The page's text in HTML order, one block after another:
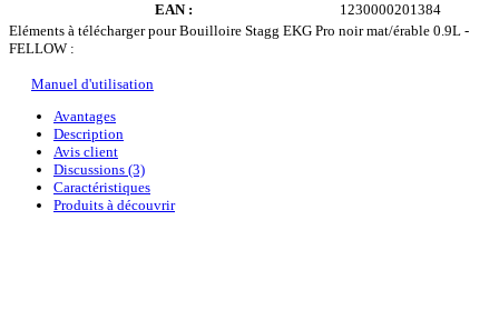
EAN :
1230000201384
Eléments à télécharger pour Bouilloire Stagg EKG Pro noir mat/érable 0.9L -
FELLOW :
Manuel d'utilisation
Avantages
Description
Avis client
Discussions (3)
Caractéristiques
Produits à découvrir